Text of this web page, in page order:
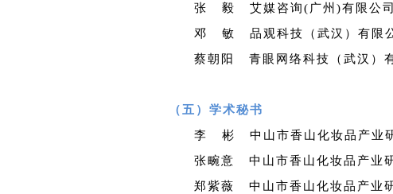
张 毅 艾媒咨询(广州)有限公司
邓 敏 品观科技（武汉）有限
蔡朝阳 青眼网络科技（武汉）
（五）学术秘书
李 彬 中山市香山化妆品产业
张畹意 中山市香山化妆品产业
郑紫薇 中山市香山化妆品产业